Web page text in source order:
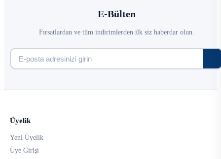
E-Bülten
Fırsatlardan ve tüm indirimlerden ilk siz haberdar olun.
Üyelik
Yeni Üyelik
Üye Girişi